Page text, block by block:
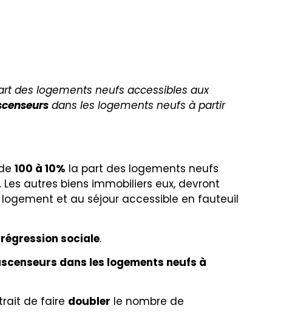
des logements neufs accessibles aux
dans les logements neufs à partir
100 à 10% la part des logements neufs
. Les autres biens immobiliers eux, devront
et au séjour accessible en fauteuil
régression sociale.
dans les logements neufs à
de faire doubler le nombre de